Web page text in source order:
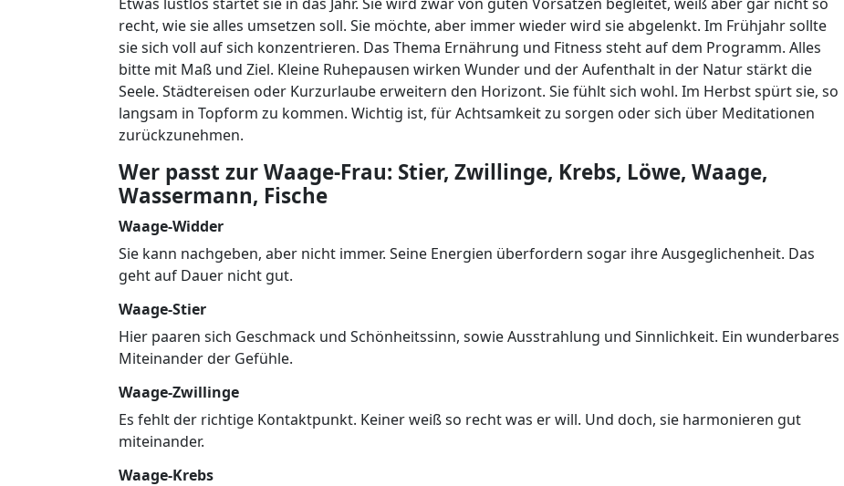
recht, wie sie alles umsetzen soll. Sie möchte, aber immer wieder wird sie abgelenkt. Im Frühjahr sollte
sie sich voll auf sich konzentrieren. Das Thema Ernährung und Fitness steht auf dem Programm. Alles
bitte mit Maß und Ziel. Kleine Ruhepausen wirken Wunder und der Aufenthalt in der Natur stärkt die
Seele. Städtereisen oder Kurzurlaube erweitern den Horizont. Sie fühlt sich wohl. Im Herbst spürt sie, so
langsam in Topform zu kommen. Wichtig ist, für Achtsamkeit zu sorgen oder sich über Meditationen
zurückzunehmen.
Wer passt zur Waage-Frau: Stier, Zwillinge, Krebs, Löwe, Waage,
Wassermann, Fische
Waage-Widder
Sie kann nachgeben, aber nicht immer. Seine Energien überfordern sogar ihre Ausgeglichenheit. Das
geht auf Dauer nicht gut.
Waage-Stier
Hier paaren sich Geschmack und Schönheitssinn, sowie Ausstrahlung und Sinnlichkeit. Ein wunderbares
Miteinander der Gefühle.
Waage-Zwillinge
Es fehlt der richtige Kontaktpunkt. Keiner weiß so recht was er will. Und doch, sie harmonieren gut
miteinander.
Waage-Krebs